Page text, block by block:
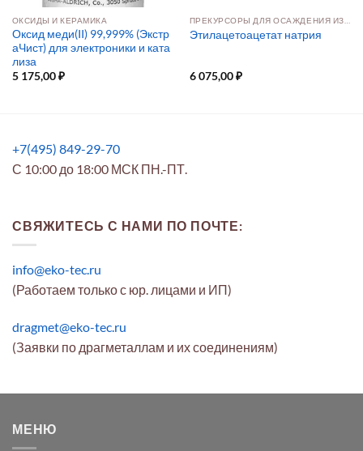
ОКСИДЫ И КЕРАМИКА
Оксид меди(II) 99,999% (Экстр
аЧист) для электроники и ката
лиза
5 175,00₽
Этилацетоацетат натрия
6 075,00₽
+7(495) 849-29-70
С 10:00 до 18:00 МСК ПН.-ПТ.
СВЯЖИТЕСЬ С НАМИ ПО ПОЧТЕ:
info@eko-tec.ru
(Работаем только с юр. лицами и ИП)
dragmet@eko-tec.ru
(Заявки по драгметаллам и их соединениям)
МЕНЮ